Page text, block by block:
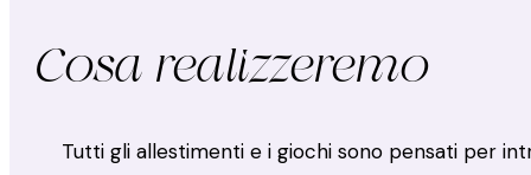
Cosa realizzeremo
Tutti gli allestimenti e i giochi sono pensati per